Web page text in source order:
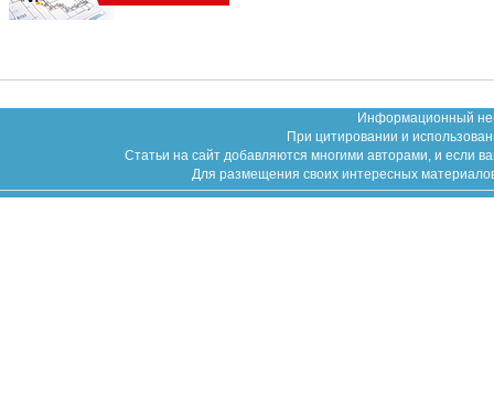
Информационный
При цитировании и
Статьи на сайт добавляются многими авторами, и если
Для размещения своих интересных